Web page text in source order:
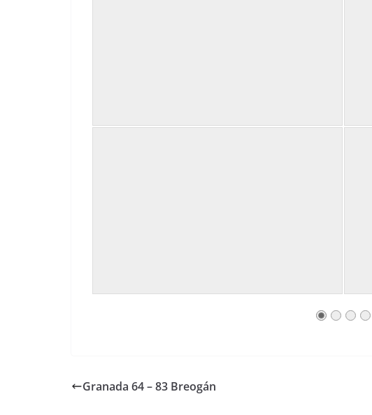
Granada 64 – 83 Breogán